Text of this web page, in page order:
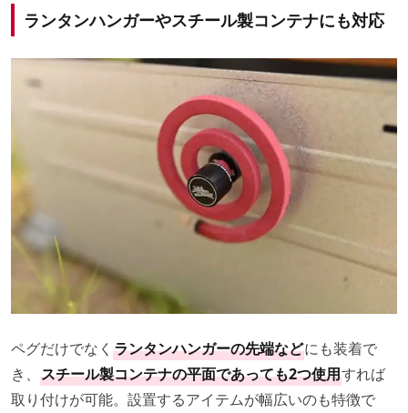
ランタンハンガーやスチール製コンテナにも対応
ペグだけでなく ランタンハンガーの先端などにも装着で
き、 スチール製コンテナの平面であっても2つ使用すれば
取り付けが可能。設置するアイテムが幅広いのも特徴で